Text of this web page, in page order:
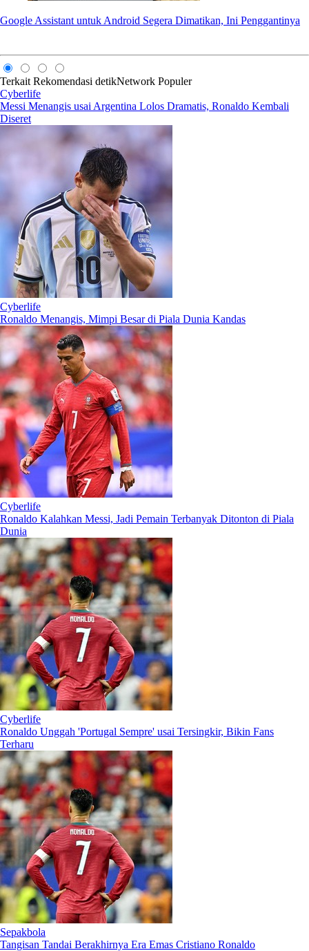
Google Assistant untuk Android Segera Dimatikan, Ini Penggantinya
Terkait Rekomendasi detikNetwork Populer
Cyberlife
Messi Menangis usai Argentina Lolos Dramatis, Ronaldo Kembali
Diseret
Cyberlife
Ronaldo Menangis, Mimpi Besar di Piala Dunia Kandas
Cyberlife
Ronaldo Kalahkan Messi, Jadi Pemain Terbanyak Ditonton di Piala
Dunia
Cyberlife
Ronaldo Unggah 'Portugal Sempre' usai Tersingkir, Bikin Fans
Terharu
Sepakbola
Tangisan Tandai Berakhirnya Era Emas Cristiano Ronaldo